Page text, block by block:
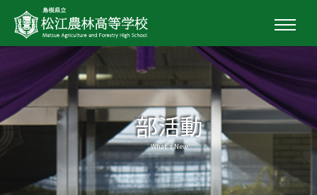
部活動
What's New